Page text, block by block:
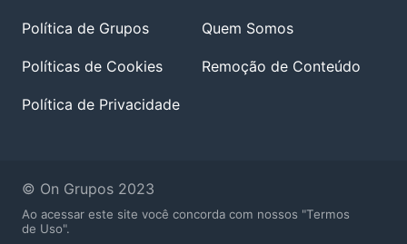
Política de Grupos
Políticas de Cookies
Política de Privacidade
Quem Somos
Remoção de Conteúdo
© On Grupos 2023
Ao acessar este site você concorda com nossos "Termos
de Uso".